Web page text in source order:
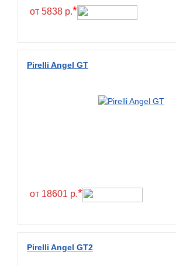
Titan
Wanmao
Wincross
от 5838 р.*
Pirelli Angel GT
от 18601 р.*
Pirelli Angel GT2